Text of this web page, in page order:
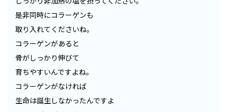
是非同時にコラーゲンも
取り入れてくださいね。
コラーゲンがあると
骨がしっかり伸びて
育ちやすいんですよね。
コラーゲンがなければ
生命は誕生しなかったんですよ